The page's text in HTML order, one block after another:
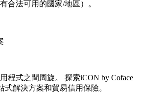
合法可用的國家/地區）。
程式之間周旋。 探索iCON by Coface
式解決方案和貿易信用保險。